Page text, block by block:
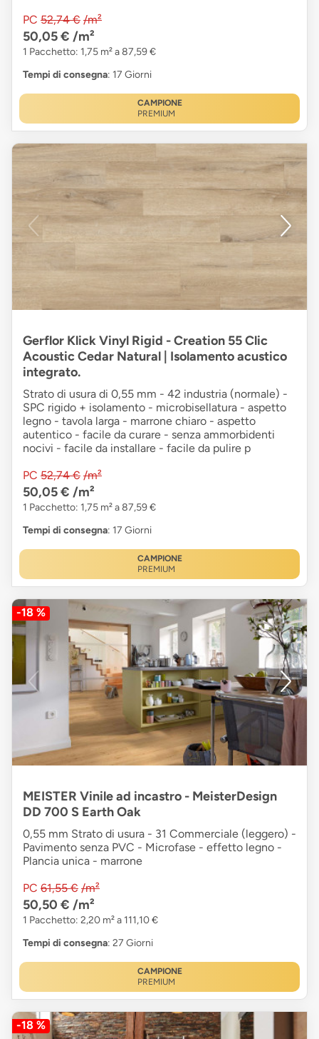
PC 52,74 € /m²
50,05 € /m²
1 Pacchetto: 1,75 m² a 87,59 €
Tempi di consegna: 17 Giorni
CAMPIONE
PREMIUM
Gerflor Klick Vinyl Rigid - Creation 55 Clic
Acoustic Cedar Natural | Isolamento acustico
integrato.
Strato di usura di 0,55 mm - 42 industria (normale) -
SPC rigido + isolamento - microbisellatura - aspetto
legno - tavola larga - marrone chiaro - aspetto
autentico - facile da curare - senza ammorbidenti
nocivi - facile da installare - facile da pulire p
PC 52,74 € /m²
50,05 € /m²
1 Pacchetto: 1,75 m² a 87,59 €
Tempi di consegna: 17 Giorni
CAMPIONE
PREMIUM
-18 %
MEISTER Vinile ad incastro - MeisterDesign
DD 700 S Earth Oak
0,55 mm Strato di usura - 31 Commerciale (leggero) -
Pavimento senza PVC - Microfase - effetto legno -
Plancia unica - marrone
PC 61,55 € /m²
50,50 € /m²
1 Pacchetto: 2,20 m² a 111,10 €
Tempi di consegna: 27 Giorni
CAMPIONE
PREMIUM
-18 %